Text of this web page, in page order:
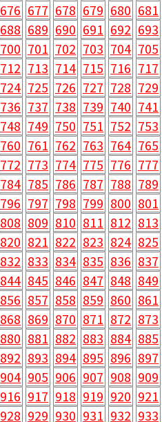
676 677 678 679 680 681
688 689 690 691 692 693
700 701 702 703 704 705
712 713 714 715 716 717
724 725 726 727 728 729
736 737 738 739 740 741
748 749 750 751 752 753
760 761 762 763 764 765
772 773 774 775 776 777
784 785 786 787 788 789
796 797 798 799 800 801
808 809 810 811 812 813
820 821 822 823 824 825
832 833 834 835 836 837
844 845 846 847 848 849
856 857 858 859 860 861
868 869 870 871 872 873
880 881 882 883 884 885
892 893 894 895 896 897
904 905 906 907 908 909
916 917 918 919 920 921
928 929 930 931 932 933